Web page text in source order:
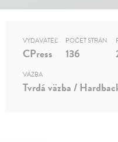
VYDAVATEĽ
CPress
POČET STRÁN
136
VÄZBA
Tvrdá väzba /